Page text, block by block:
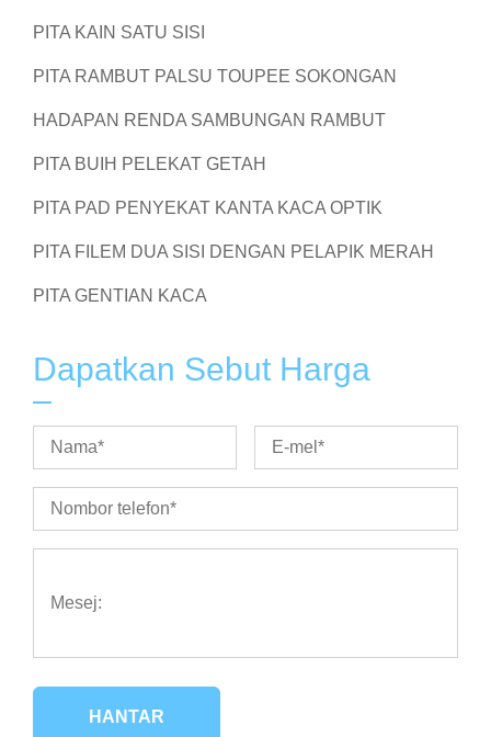
PITA KAIN SATU SISI
PITA RAMBUT PALSU TOUPEE SOKONGAN
HADAPAN RENDA SAMBUNGAN RAMBUT
PITA BUIH PELEKAT GETAH
PITA PAD PENYEKAT KANTA KACA OPTIK
PITA FILEM DUA SISI DENGAN PELAPIK MERAH
PITA GENTIAN KACA
Dapatkan Sebut Harga
HANTAR